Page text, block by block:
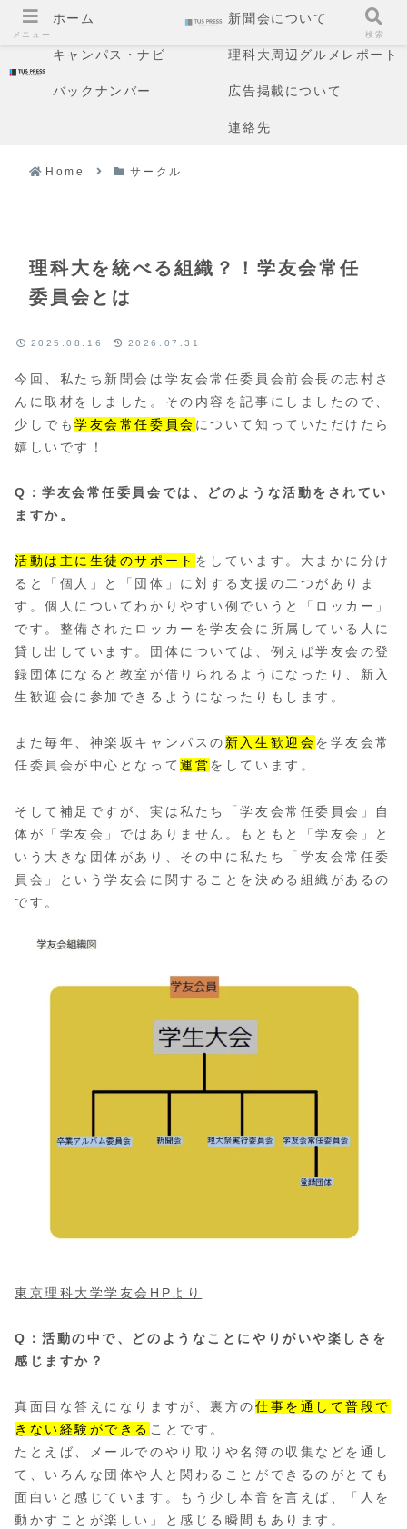
ホーム 新聞会について
キャンパス・ナビ 理科大周辺グルメレポート
バックナンバー 広告掲載について
連絡先
Home サークル
理科大を統べる組織？！学友会常任
委員会とは
2025.08.16 2026.07.31
今回、私たち新聞会は学友会常任委員会前会長の志村さ
んに取材をしました。その内容を記事にしましたので、
少しでも学友会常任委員会 について知っていただけたら
嬉しいです！
Q：学友会常任委員会では、どのような活動をされてい
ますか。
活動は主に生徒のサポート をしています。大まかに分け
ると「個人」と「団体」に対する支援の二つがありま
す。個人についてわかりやすい例でいうと「ロッカー」
です。整備されたロッカーを学友会に所属している人に
貸し出しています。団体については、例えば学友会の登
録団体になると教室が借りられるようになったり、新入
生歓迎会に参加できるようになったりもします。
また毎年、神楽坂キャンパスの 新入生歓迎会を学友会常
任委員会が中心となって運営をしています。
そして補足ですが、実は私たち「学友会常任委員会」自
体が「学友会」ではありません。もともと「学友会」と
いう大きな団体があり、その中に私たち「学友会常任委
員会」という学友会に関することを決める組織があるの
です。
東京理科大学学友会HPより
Q：活動の中で、どのようなことにやりがいや楽しさを
感じますか？
真面目な答えになりますが、裏方の仕事を通して普段で
きない経験ができる ことです。
たとえば、メールでのやり取りや名簿の収集などを通し
て、いろんな団体や人と関わることができるのがとても
面白いと感じています。もう少し本音を言えば、「人を
動かすことが楽しい」と感じる瞬間もあります。
メニュー 検索